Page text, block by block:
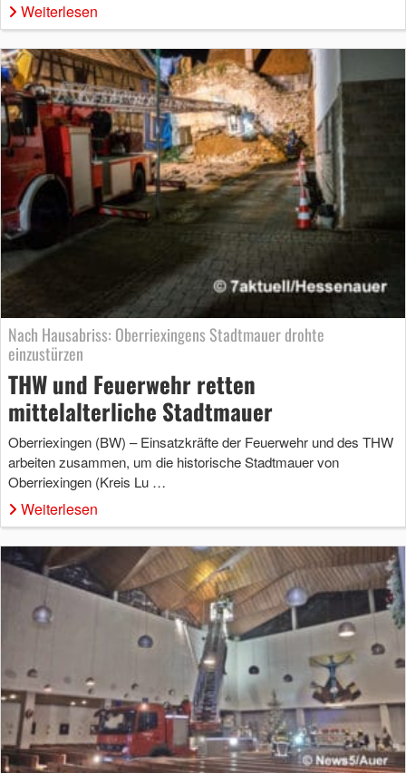
Weiterlesen
Nach Hausabriss: Oberriexingens Stadtmauer drohte
einzustürzen
THW und Feuerwehr retten
mittelalterliche Stadtmauer
Oberriexingen (BW) – Einsatzkräfte der Feuerwehr und des THW
arbeiten zusammen, um die historische Stadtmauer von
Oberriexingen (Kreis Lu …
Weiterlesen